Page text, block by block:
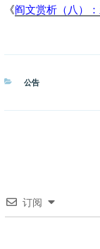
《阎文赏析（八）
分
公告
订阅